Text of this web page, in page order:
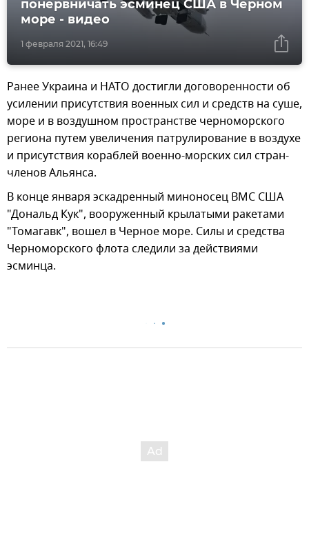
1 февраля 2021, 16:49
понервничать эсминец США в Черном
море - видео
Ранее Украина и НАТО достигли договоренности об
усилении присутствия военных сил и средств на суше,
море и в воздушном пространстве черноморского
региона путем увеличения патрулирование в воздухе
и присутствия кораблей военно-морских сил стран-
членов Альянса.
В конце января эскадренный миноносец ВМС США
"Дональд Кук", вооруженный крылатыми ракетами
"Томагавк", вошел в Черное море. Силы и средства
Черноморского флота следили за действиями
эсминца.